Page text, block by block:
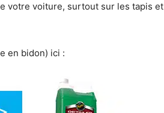
votre voiture, surtout sur les tapis et
en bidon) ici :